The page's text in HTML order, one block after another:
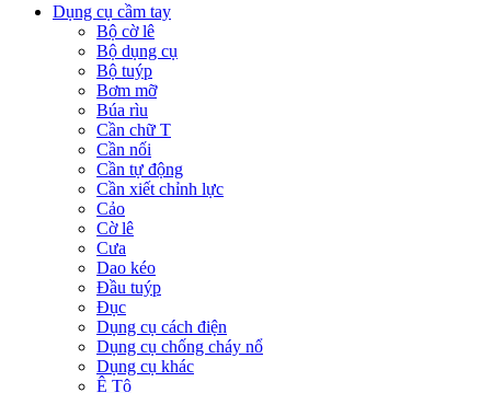
Dụng cụ cầm tay
Bộ cờ lê
Bộ dụng cụ
Bộ tuýp
Bơm mỡ
Búa rìu
Cần chữ T
Cần nối
Cần tự động
Cần xiết chỉnh lực
Cảo
Cờ lê
Cưa
Dao kéo
Đầu tuýp
Đục
Dụng cụ cách điện
Dụng cụ chống cháy nổ
Dụng cụ khác
Ê Tô